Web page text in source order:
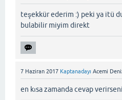
teşekkür ederim :) peki ya itü
bulabilir miyim direkt
7 Haziran 2017 Kaptanadayı Acemi
en kısa zamanda cevap